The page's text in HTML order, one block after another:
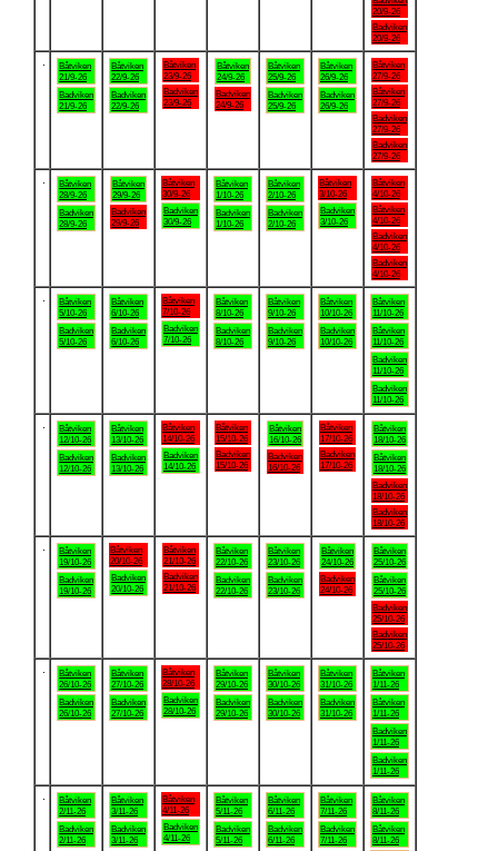
20/9-26
Badviken
20/9-26
Båtviken
21/9-26
Badviken
21/9-26
Båtviken
22/9-26
Badviken
22/9-26
Båtviken
23/9-26
Badviken
23/9-26
Båtviken
24/9-26
Badviken
24/9-26
Båtviken
25/9-26
Badviken
25/9-26
Båtviken
26/9-26
Badviken
26/9-26
Båtviken
27/9-26
Båtviken
27/9-26
Badviken
27/9-26
Badviken
27/9-26
Båtviken
28/9-26
Badviken
28/9-26
Båtviken
29/9-26
Badviken
29/9-26
Båtviken
30/9-26
Badviken
30/9-26
Båtviken
1/10-26
Badviken
1/10-26
Båtviken
2/10-26
Badviken
2/10-26
Båtviken
3/10-26
Badviken
3/10-26
Båtviken
4/10-26
Båtviken
4/10-26
Badviken
4/10-26
Badviken
4/10-26
Båtviken
5/10-26
Badviken
5/10-26
Båtviken
6/10-26
Badviken
6/10-26
Båtviken
7/10-26
Badviken
7/10-26
Båtviken
8/10-26
Badviken
8/10-26
Båtviken
9/10-26
Badviken
9/10-26
Båtviken
10/10-26
Badviken
10/10-26
Båtviken
11/10-26
Båtviken
11/10-26
Badviken
11/10-26
Badviken
11/10-26
Båtviken
12/10-26
Badviken
12/10-26
Båtviken
13/10-26
Badviken
13/10-26
Båtviken
14/10-26
Badviken
14/10-26
Båtviken
15/10-26
Badviken
15/10-26
Båtviken
16/10-26
Badviken
16/10-26
Båtviken
17/10-26
Badviken
17/10-26
Båtviken
18/10-26
Båtviken
18/10-26
Badviken
18/10-26
Badviken
18/10-26
Båtviken
19/10-26
Badviken
19/10-26
Båtviken
20/10-26
Badviken
20/10-26
Båtviken
21/10-26
Badviken
21/10-26
Båtviken
22/10-26
Badviken
22/10-26
Båtviken
23/10-26
Badviken
23/10-26
Båtviken
24/10-26
Badviken
24/10-26
Båtviken
25/10-26
Båtviken
25/10-26
Badviken
25/10-26
Badviken
25/10-26
Båtviken
26/10-26
Badviken
26/10-26
Båtviken
27/10-26
Badviken
27/10-26
Båtviken
28/10-26
Badviken
28/10-26
Båtviken
29/10-26
Badviken
29/10-26
Båtviken
30/10-26
Badviken
30/10-26
Båtviken
31/10-26
Badviken
31/10-26
Båtviken
1/11-26
Båtviken
1/11-26
Badviken
1/11-26
Badviken
1/11-26
Båtviken
2/11-26
Badviken
2/11-26
Båtviken
3/11-26
Badviken
3/11-26
Båtviken
4/11-26
Badviken
4/11-26
Båtviken
5/11-26
Badviken
5/11-26
Båtviken
6/11-26
Badviken
6/11-26
Båtviken
7/11-26
Badviken
7/11-26
Båtviken
8/11-26
Båtviken
8/11-26